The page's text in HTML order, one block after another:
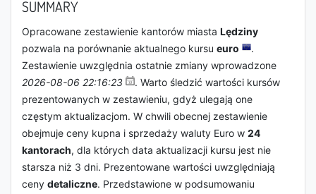
SUMMARY
Opracowane zestawienie kantorów miasta Lędziny
pozwala na porównanie aktualnego kursu euro
.
Zestawienie uwzględnia ostatnie zmiany wprowadzone
2026-08-06 22:16:23
. Warto śledzić wartości kursów
prezentowanych w zestawieniu, gdyż ulegają one
częstym aktualizacjom. W chwili obecnej zestawienie
obejmuje ceny kupna i sprzedaży waluty Euro w 24
kantorach, dla których data aktualizacji kursu jest nie
starsza niż 3 dni. Prezentowane wartości uwzględniają
ceny detaliczne. Przedstawione w podsumowaniu